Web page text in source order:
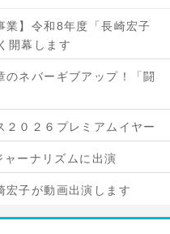
業】令和8年度「長崎宏子
開幕します
ネバーギブアップ！「闘
０２６プレミアムイヤー
ーナリズムに出演
宏子が動画出演します